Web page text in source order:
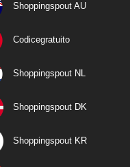
Shoppingspout AU
Codicegratuito
Shoppingspout NL
Shoppingspout DK
Shoppingspout KR